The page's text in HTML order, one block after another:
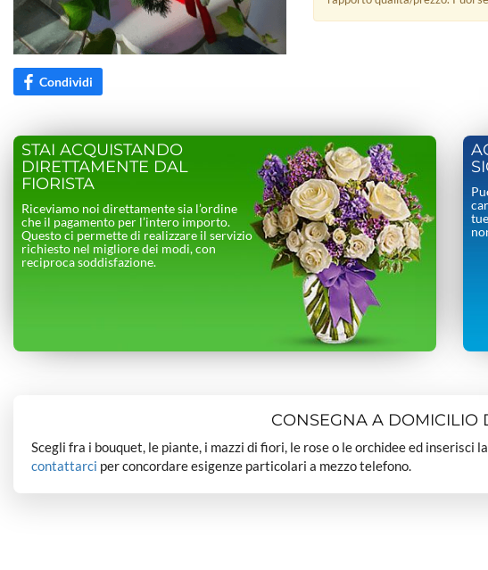
Condividi
STAI ACQUISTANDO
DIRETTAMENTE DAL
FIORISTA
Riceviamo noi direttamente sia l’ordine
che il pagamento per l’intero importo.
Questo ci permette di realizzare il servizio
richiesto nel migliore dei modi, con
reciproca soddisfazione.
CONSEGNA A DOMICILIO
Scegli fra i bouquet, le piante, i mazzi di fiori, le rose o le orchidee ed inserisci
contattarci per concordare esigenze particolari a mezzo telefono.